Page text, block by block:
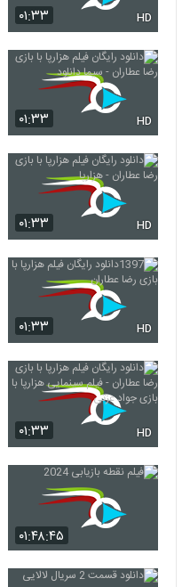
۰۱:۳۳ HD
۰۱:۳۳ HD
۰۱:۳۳ HD
۰۱:۳۳ HD
۰۱:۳۳ HD
۰۱:۴۸:۴۵